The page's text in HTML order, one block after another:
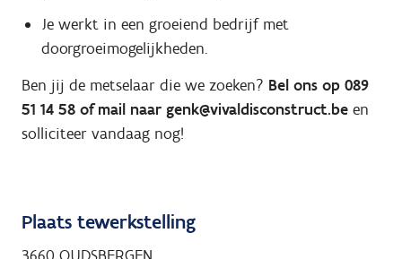
Je werkt in een groeiend bedrijf met
doorgroeimogelijkheden.
Ben jij de metselaar die we zoeken? Bel ons op 089
51 14 58 of mail naar genk@vivaldisconstruct.be en
solliciteer vandaag nog!
Plaats tewerkstelling